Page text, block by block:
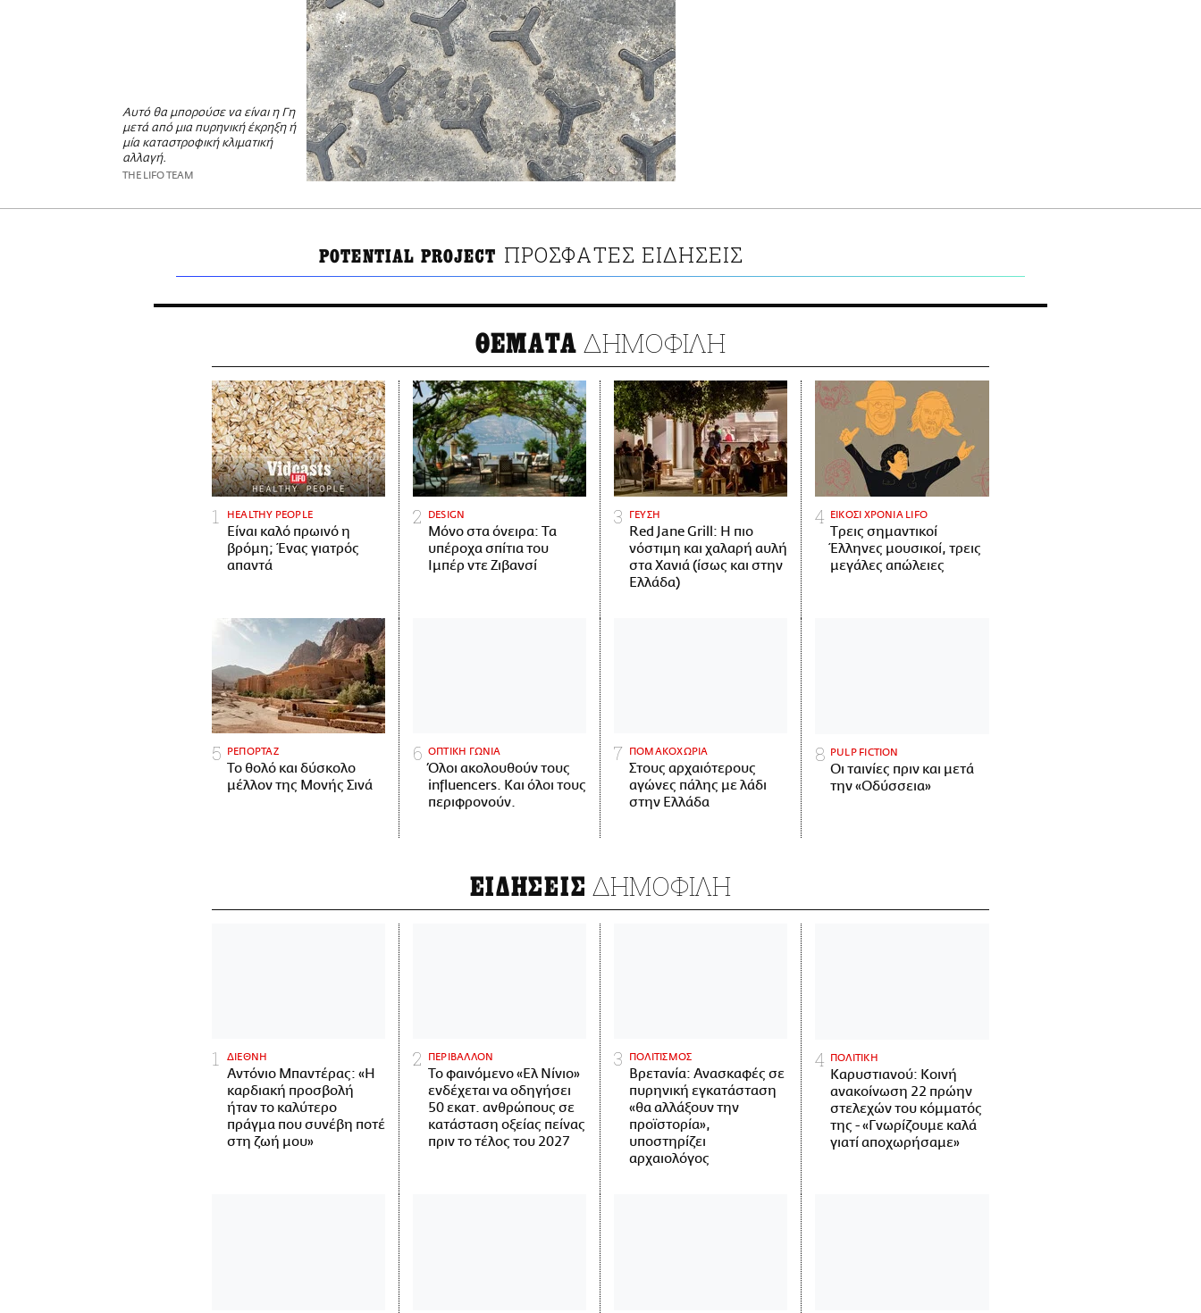
Αυτό θα μπορούσε να είναι η Γη
μετά από μια πυρηνική έκρηξη ή
μία καταστροφική κλιματική
αλλαγή.
THE LIFO TEAM
POTENTIAL PROJECT ΠΡΟΣΦΑΤΕΣ ΕΙΔΗΣΕΙΣ
ΘΕΜΑΤΑ ΔΗΜΟΦΙΛΗ
HEALTHY PEOPLE
Είναι καλό πρωινό η
βρόμη; Ένας γιατρός
απαντά
DESIGN
Μόνο στα όνειρα: Τα
υπέροχα σπίτια του
Ιμπέρ ντε Ζιβανσί
ΓΕΥΣΗ
Red Jane Grill: Η πιο
νόστιμη και χαλαρή αυλή
στα Χανιά (ίσως και στην
Ελλάδα)
ΕΙΚΟΣΙ ΧΡΟΝΙΑ LIFO
Tρεις σημαντικοί
Έλληνες μουσικοί, τρεις
μεγάλες απώλειες
ΡΕΠΟΡΤΑΖ
Το θολό και δύσκολο
μέλλον της Μονής Σινά
ΟΠΤΙΚΗ ΓΩΝΙΑ
Όλοι ακολουθούν τους
influencers. Και όλοι τους
περιφρονούν.
ΠΟΜΑΚΟΧΩΡΙΑ
Στους αρχαιότερους
αγώνες πάλης με λάδι
στην Ελλάδα
PULP FICTION
Οι ταινίες πριν και μετά
την «Οδύσσεια»
ΕΙΔΗΣΕΙΣ ΔΗΜΟΦΙΛΗ
ΔΙΕΘΝΗ
Αντόνιο Μπαντέρας: «Η
καρδιακή προσβολή
ήταν το καλύτερο
πράγμα που συνέβη ποτέ
στη ζωή μου»
ΠΕΡΙΒΑΛΛΟΝ
Το φαινόμενο «Ελ Νίνιο»
ενδέχεται να οδηγήσει
50 εκατ. ανθρώπους σε
κατάσταση οξείας πείνας
πριν το τέλος του 2027
ΠΟΛΙΤΙΣΜΟΣ
Βρετανία: Ανασκαφές σε
πυρηνική εγκατάσταση
«θα αλλάξουν την
προϊστορία»,
υποστηρίζει
αρχαιολόγος
ΠΟΛΙΤΙΚΗ
Καρυστιανού: Κοινή
ανακοίνωση 22 πρώην
στελεχών του κόμματός
της - «Γνωρίζουμε καλά
γιατί αποχωρήσαμε»